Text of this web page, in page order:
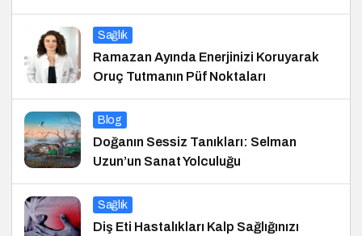
Sağlık
Ramazan Ayında Enerjinizi Koruyarak
Oruç Tutmanın Püf Noktaları
Blog
Doğanın Sessiz Tanıkları: Selman
Uzun’un Sanat Yolculuğu
Sağlık
Diş Eti Hastalıkları Kalp Sağlığınızı